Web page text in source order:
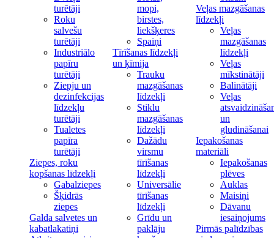
turētāji
Roku
salvešu
turētāji
Industriālo
papīru
turētāji
Ziepju un
dezinfekcijas
līdzekļu
turētāji
Tualetes
papīra
turētāji
Ziepes, roku
kopšanas līdzekļi
Gabalziepes
Šķidrās
ziepes
Galda salvetes un
kabatlakatiņi
mopi,
birstes,
liekšķeres
Spaiņi
Tīrīšanas līdzekļi
un ķīmija
Trauku
mazgāšanas
līdzekļi
Stiklu
mazgāšanas
līdzekļi
Dažādu
virsmu
tīrīšanas
līdzekļi
Universālie
tīrīšanas
līdzekļi
Grīdu un
paklāju
Veļas mazgāšanas
līdzekļi
Veļas
mazgāšanas
līdzekļi
Veļas
mīkstinātāji
Balinātāji
Veļas
un
gludināšanai
Iepakošanas
materiāli
Iepakošanas
plēves
Auklas
Maisiņi
Dāvanu
iesaiņojums
Pirmās palīdzības